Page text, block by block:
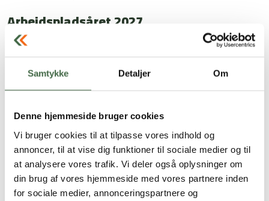
Samtykke Detaljer Om
Denne hjemmeside bruger cookies
Vi bruger cookies til at tilpasse vores indhold og
annoncer, til at vise dig funktioner til sociale medier og til
at analysere vores trafik. Vi deler også oplysninger om
din brug af vores hjemmeside med vores partnere inden
for sociale medier, annonceringspartnere og
Arbejdspladsåret 2027
HKKF skal sammen med Fagbevægelsens Interne
Uddannelse (FIU) udvikle arbejdspladsåret i 2027, som
indebærer, at der i hele 2027 skal sættes ekstra fokus
psykiske og fysiske arbejdsmiljø. Forbundsnæstformand
sikkert arbejdsmiljø, også i en tid, hvor den
sikkerhedspolitiske situation præger arbejdsmiljøet i
form af stort arbjedspres, usikkerhed og store
omvæltninger.